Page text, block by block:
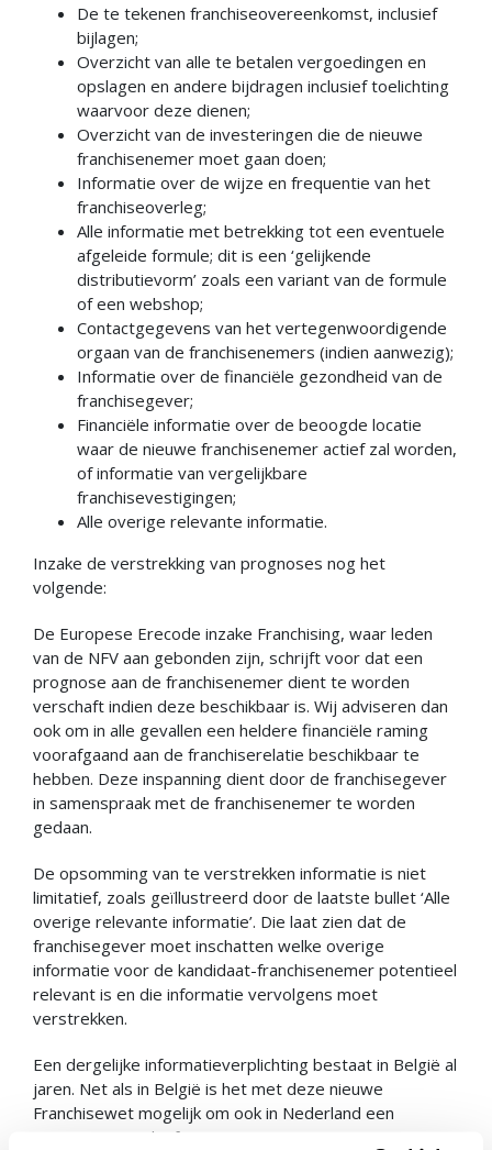
De te tekenen franchiseovereenkomst, inclusief
bijlagen;
Overzicht van alle te betalen vergoedingen en
opslagen en andere bijdragen inclusief toelichting
waarvoor deze dienen;
Overzicht van de investeringen die de nieuwe
franchisenemer moet gaan doen;
Informatie over de wijze en frequentie van het
franchiseoverleg;
Alle informatie met betrekking tot een eventuele
afgeleide formule; dit is een ‘gelijkende
distributievorm’ zoals een variant van de formule
of een webshop;
Contactgegevens van het vertegenwoordigende
orgaan van de franchisenemers (indien aanwezig);
Informatie over de financiële gezondheid van de
franchisegever;
Financiële informatie over de beoogde locatie
waar de nieuwe franchisenemer actief zal worden,
of informatie van vergelijkbare
franchisevestigingen;
Alle overige relevante informatie.
Inzake de verstrekking van prognoses nog het
volgende:
De Europese Erecode inzake Franchising, waar leden
van de NFV aan gebonden zijn, schrijft voor dat een
prognose aan de franchisenemer dient te worden
verschaft indien deze beschikbaar is. Wij adviseren dan
ook om in alle gevallen een heldere financiële raming
voorafgaand aan de franchiserelatie beschikbaar te
hebben. Deze inspanning dient door de franchisegever
in samenspraak met de franchisenemer te worden
gedaan.
De opsomming van te verstrekken informatie is niet
limitatief, zoals geïllustreerd door de laatste bullet ‘Alle
overige relevante informatie’. Die laat zien dat de
franchisegever moet inschatten welke overige
informatie voor de kandidaat-franchisenemer potentieel
relevant is en die informatie vervolgens moet
verstrekken.
Een dergelijke informatieverplichting bestaat in België al
jaren. Net als in België is het met deze nieuwe
Franchisewet mogelijk om ook in Nederland een
Precontractueel Informatie Document (PID) op te